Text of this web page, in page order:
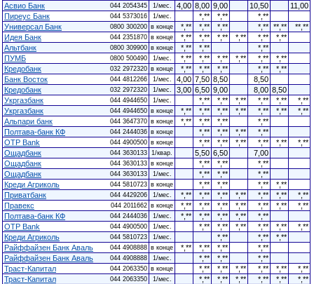
Асвио Банк
044 2054345 1/мес. 4,00 8,00 9,00 10,50
11,00
Пиреус Банк
044 5373016 1/мес. *,** *,**
*,**
Универсал Банк
0800 300200 в конце *,** *,** *,** *,** **,**
**,**
Идея Банк
044 2351870 в конце *,** *,** *,** *,** *,**
*,**
Альтбанк
0800 309900 в конце *,** *,**
*,**
ПУМБ
0800 500490 1/мес. *,** *,** *,** *,** *,**
*,**
Кредобанк
032 2972320 в конце *,** *,** *,** *,**
*,**
Банк Восток
044 4812266 1/мес. 4,00 7,50 8,50
8,50
Кредобанк
032 2972320 1/мес. 3,00 6,50 9,00 8,00 8,50
Укргазбанк
044 4944650 1/мес. *,** *,** *,** *,** *,**
*,**
Укргазбанк
044 4944650 в конце *,** *,** *,** *,** *,** *,**
*,**
Альпари банк
044 3647370 в конце *,** *,** *,**
*,**
Полтава-банк КФ
044 2444036 в конце *,** *,** *,**
*,**
OTP Bank
044 4900500 в конце *,** *,** *,** *,** *,**
*,**
Ощадбанк
044 3630133 1/квар. 5,50 6,50
7,00
Ощадбанк
044 3630133 в конце *,** *,**
*,**
Ощадбанк
044 3630133 1/мес. *,** *,**
*,**
Креди Агриколь
044 5810723 в конце *,** *,** *,**
*,**
Приватбанк
044 4429206 1/мес. *,** *,** *,** *,** *,** *,**
*,**
Правекс
044 2011662 в конце *,** *,** *,** *,** *,** *,**
*,**
Полтава-банк КФ
044 2444036 1/мес. *,** *,** *,** *,**
*,**
OTP Bank
044 4900500 1/мес. *,** *,** *,** *,** *,**
*,**
Креди Агриколь
044 5810723 1/мес. *,** *,**
*,**
Райффайзен Банк Аваль
044 4908888 в конце *,** *,** *,**
*,**
Райффайзен Банк Аваль
044 4908888 1/мес. *,** *,**
*,**
Траст-Капитал
044 2063350 в конце *,** *,** *,** *,** *,**
*,**
Траст-Капитал
044 2063350 1/мес. *,** *,** *,** *,** *,**
*,**